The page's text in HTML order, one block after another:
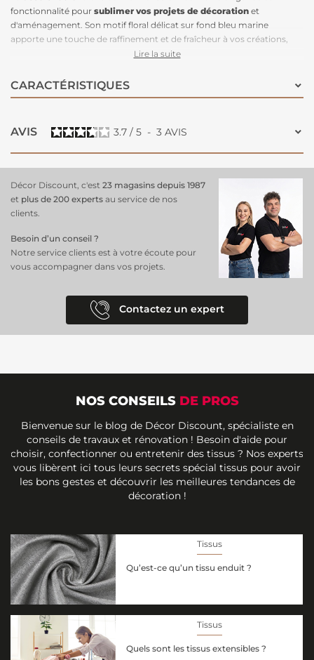
fonctionnalité pour sublimer vos projets de décoration et
d'aménagement. Son motif floral délicat sur fond bleu marine
apporte une touche de raffinement et de fraîcheur à vos créations,
tout en étant résistant grâce à son enduction qui le rend
accessoires de maison ou même pour des projets extérieurs, ce tissu
offre à la fois esthétique et praticité, parfait pour un usage quotidien.
Lire la suite
CARACTÉRISTIQUES
AVIS 3.7 / 5 - 3 AVIS
Décor Discount, c'est 23 magasins depuis 1987
et plus de 200 experts au service de nos
clients.
Besoin d’un conseil ?
Notre service clients est à votre écoute pour
vous accompagner dans vos projets.
Contactez un expert
NOS CONSEILS DE PROS
Bienvenue sur le blog de Décor Discount, spécialiste en
conseils de travaux et rénovation ! Besoin d'aide pour
choisir, confectionner ou entretenir des tissus ? Nos experts
vous libèrent ici tous leurs secrets spécial tissus pour avoir
les bons gestes et découvrir les meilleures tendances de
décoration !
Tissus
Qu’est-ce qu’un tissu enduit ?
Tissus
Quels sont les tissus extensibles ?